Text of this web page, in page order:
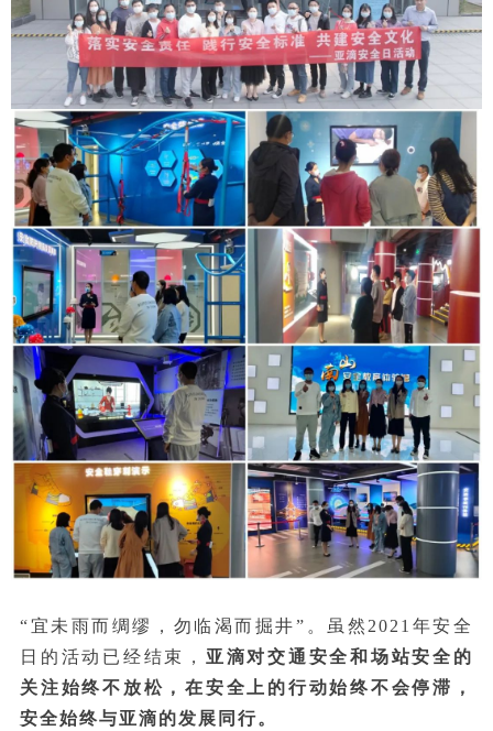
“宜未雨而绸缪，勿临渴而掘井”。虽然2021年安全
日的活动已经结束， 亚滴对交通安全和场站安全的
关注始终不放松，在安全上的行动始终不会停滞，
安全始终与亚滴的发展同行。